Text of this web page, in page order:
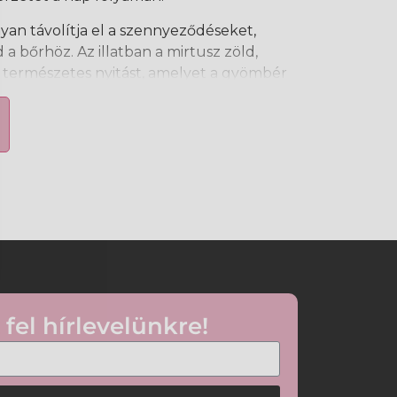
távolítja el a szennyeződéseket,
bőrhöz. Az illatban a mirtusz zöld,
nyitást, amelyet a gyömbér
tesz élénkebbé. Az összhatás friss,
így mindennapi használatra
fel, majd alaposan öblítse le vízzel.
fel hírlevelünkre!